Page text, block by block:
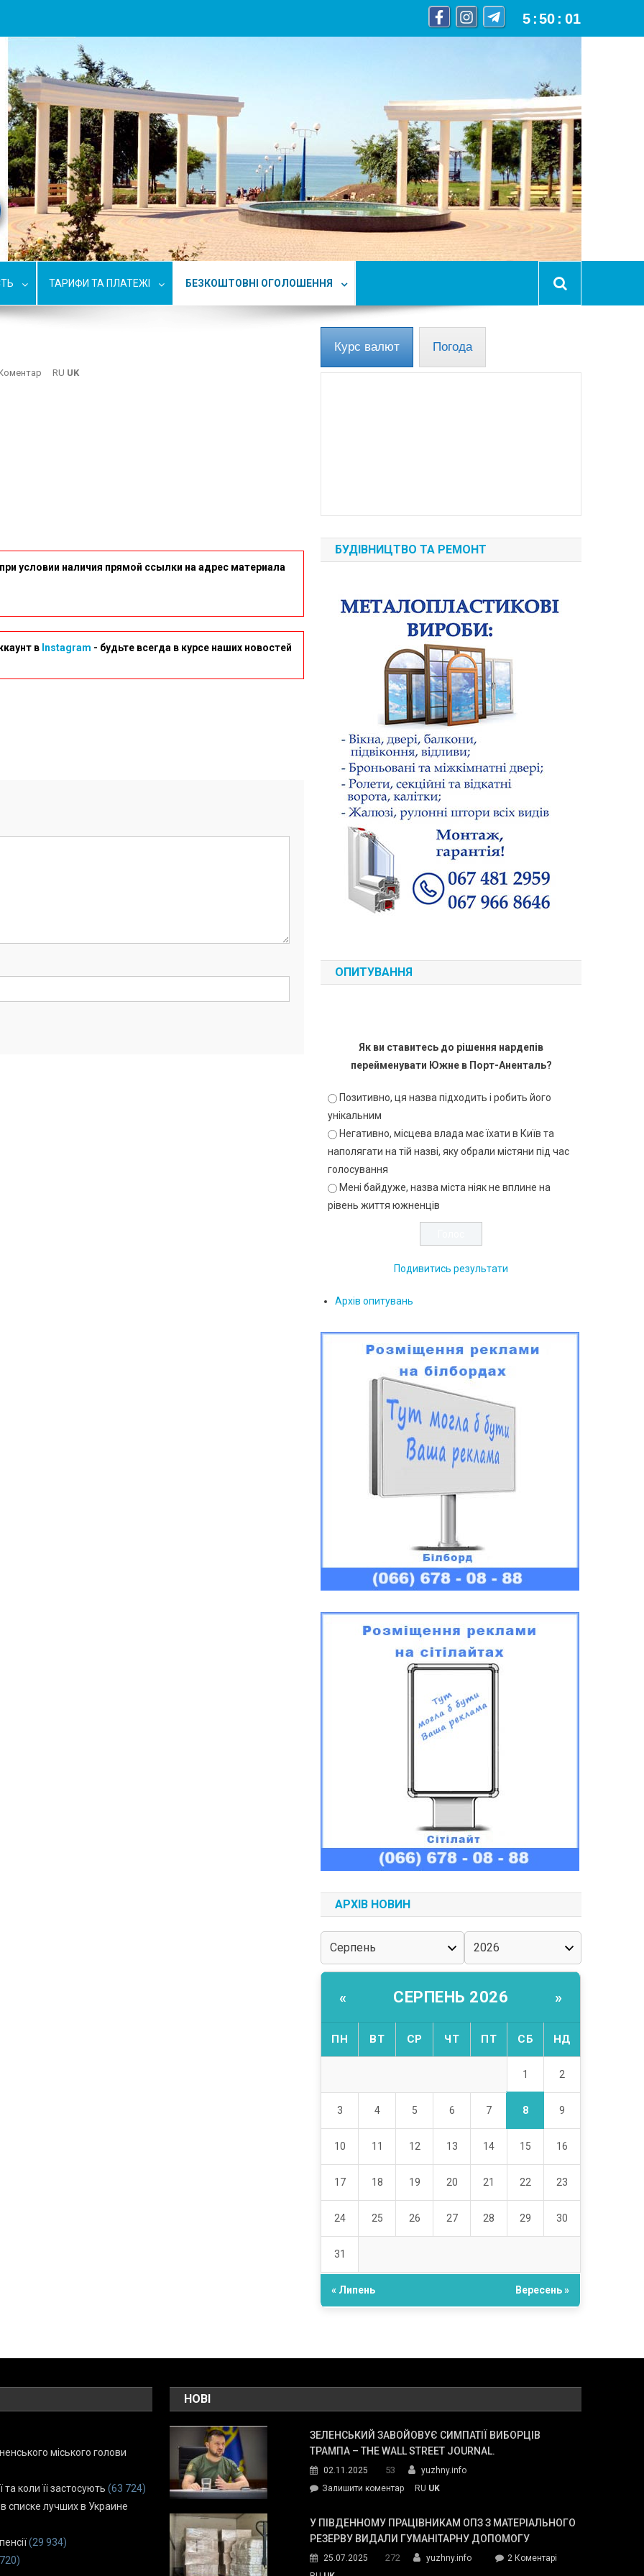
5 :50 : 02
ТАРИФИ ТА ПЛАТЕЖІ БЕЗКОШТОВНІ ОГОЛОШЕННЯ
RU UK
условии наличия прямой ссылки на адрес материала
в Instagram - будьте всегда в курсе наших новостей
Курс валют Погода
БУДІВНИЦТВО ТА РЕМОНТ
ОПИТУВАННЯ
Як ви ставитесь до рішення нардепів
перейменувати Южне в Порт-Аненталь?
Позитивно, ця назва підходить і робить його
унікальним
Негативно, місцева влада має їхати в Київ та
наполягати на тій назві, яку обрали містяни під час
голосування
Мені байдуже, назва міста ніяк не вплине на
рівень життя южненців
Подивитись результати
Архів опитувань
АРХІВ НОВИН
« СЕРПЕНЬ 2026 »
ПН ВТ СР ЧТ ПТ СБ НД
1 2
3 4 5 6 7 8 9
10 11 12 13 14 15 16
17 18 19 20 21 22 23
24 25 26 27 28 29 30
31
« Липень Вересень »
міського голови
коли її застосують (63 724)
списке лучших в Украине
(29 934)
НОВІ
ЗЕЛЕНСЬКИЙ ЗАВОЙОВУЄ СИМПАТІЇ ВИБОРЦІВ
ТРАМПА – THE WALL STREET JOURNAL.
02.11.2025 53
yuzhny.info
Залишити коментарon
завойовує
симпатії
Трампа
RU UK
У ПІВДЕННОМУ ПРАЦІВНИКАМ ОПЗ З МАТЕРІАЛЬНОГО
РЕЗЕРВУ ВИДАЛИ ГУМАНІТАРНУ ДОПОМОГУ
25.07.2025 272 yuzhny.info 2 Коментарідо